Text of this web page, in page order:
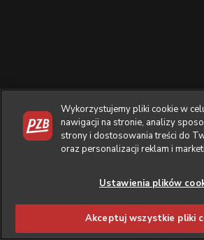
Wykorzystujemy pliki cookie w
nawigacji na stronie, analizy
strony i dostosowania treści do
oraz personalizacji reklam i
Ustawienia plików
Akceptuj wszystkie pliki